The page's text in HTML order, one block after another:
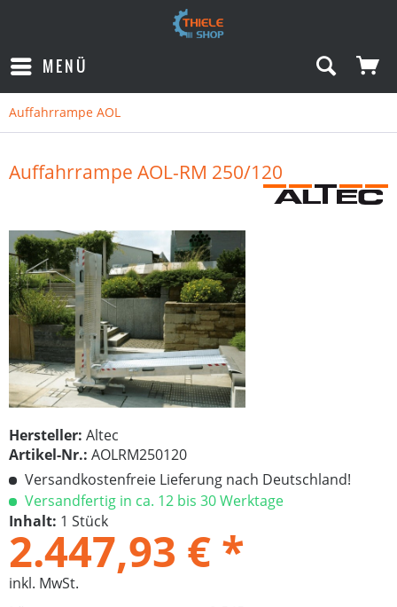
MENÜ
Auffahrrampe AOL
Auffahrrampe AOL-RM 250/120
Hersteller: Altec
Artikel-Nr.: AOLRM250120
Versandkostenfreie Lieferung nach Deutschland!
Versandfertig in ca. 12 bis 30 Werktage
Inhalt: 1 Stück
2.447,93 € *
inkl. MwSt.